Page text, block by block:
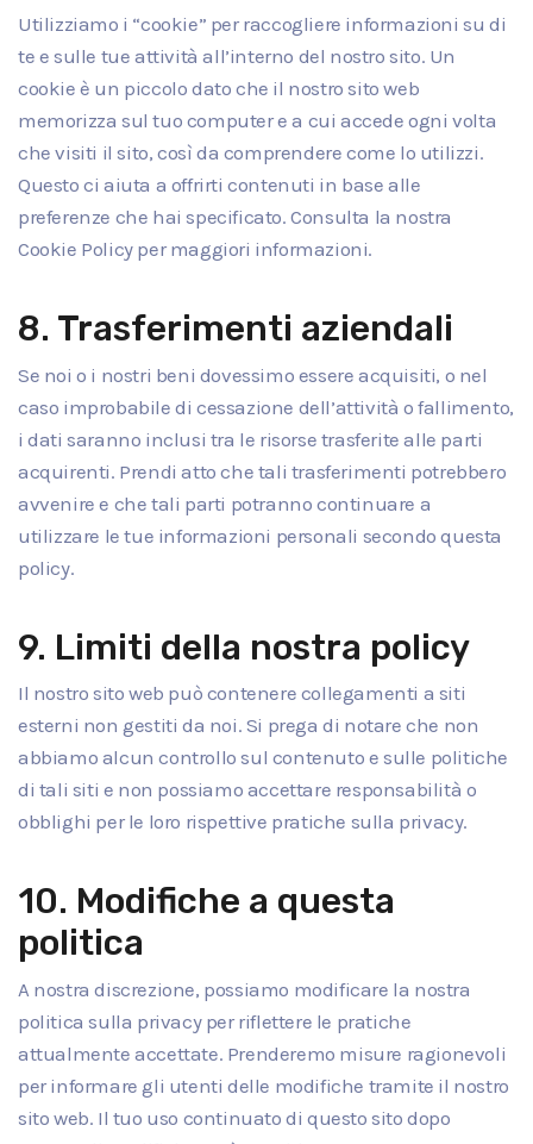
Utilizziamo i “cookie” per raccogliere informazioni su di
te e sulle tue attività all’interno del nostro sito. Un
cookie è un piccolo dato che il nostro sito web
memorizza sul tuo computer e a cui accede ogni volta
che visiti il sito, così da comprendere come lo utilizzi.
Questo ci aiuta a offrirti contenuti in base alle
preferenze che hai specificato. Consulta la nostra
Cookie Policy per maggiori informazioni.
8. Trasferimenti aziendali
Se noi o i nostri beni dovessimo essere acquisiti, o nel
caso improbabile di cessazione dell’attività o fallimento,
i dati saranno inclusi tra le risorse trasferite alle parti
acquirenti. Prendi atto che tali trasferimenti potrebbero
avvenire e che tali parti potranno continuare a
utilizzare le tue informazioni personali secondo questa
policy.
9. Limiti della nostra policy
Il nostro sito web può contenere collegamenti a siti
esterni non gestiti da noi. Si prega di notare che non
abbiamo alcun controllo sul contenuto e sulle politiche
di tali siti e non possiamo accettare responsabilità o
obblighi per le loro rispettive pratiche sulla privacy.
10. Modifiche a questa
politica
A nostra discrezione, possiamo modificare la nostra
politica sulla privacy per riflettere le pratiche
attualmente accettate. Prenderemo misure ragionevoli
per informare gli utenti delle modifiche tramite il nostro
sito web. Il tuo uso continuato di questo sito dopo